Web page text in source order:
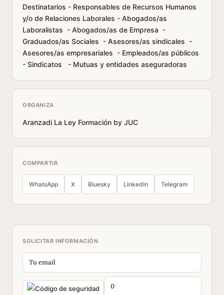
Destinatarios - Responsables de Recursos Humanos
y/o de Relaciones Laborales - Abogados/as
Laboralistas - Abogados/as de Empresa -
Graduados/as Sociales - Asesores/as sindicales -
Asesores/as empresariales - Empleados/as públicos
- Sindicatos - Mutuas y entidades aseguradoras
ORGANIZA
Aranzadi La Ley Formación by JUC
COMPARTIR
WhatsApp X Bluesky LinkedIn Telegram
SOLICITAR INFORMACIÓN